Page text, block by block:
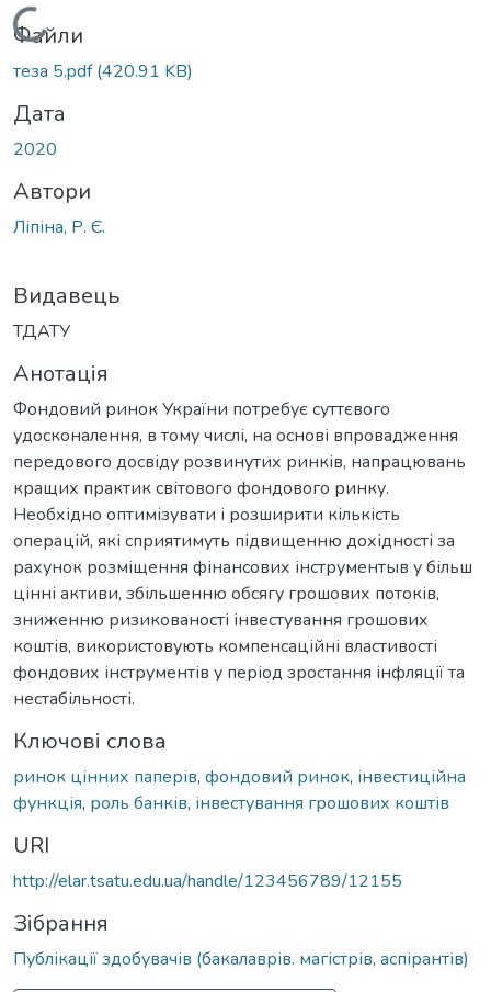
Вантажиться...
Файли
теза 5.pdf(420.91 KB)
Дата
2020
Автори
Ліпіна, Р. Є.
Видавець
ТДАТУ
Анотація
Фондовий ринок України потребує суттєвого
удосконалення, в тому числі, на основі впровадження
передового досвіду розвинутих ринків, напрацювань
кращих практик світового фондового ринку.
Необхідно оптимізувати і розширити кількість
операцій, які сприятимуть підвищенню дохідності за
рахунок розміщення фінансових інструментыв у більш
цінні активи, збільшенню обсягу грошових потоків,
зниженню ризикованості інвестування грошових
коштів, використовують компенсаційні властивості
фондових інструментів у період зростання інфляції та
нестабільності.
Ключові слова
ринок цінних паперів, фондовий ринок, інвестиційна
функція, роль банків, інвестування грошових коштів
URI
http://elar.tsatu.edu.ua/handle/123456789/12155
Зібрання
Публікації здобувачів (бакалаврів. магістрів, аспірантів)